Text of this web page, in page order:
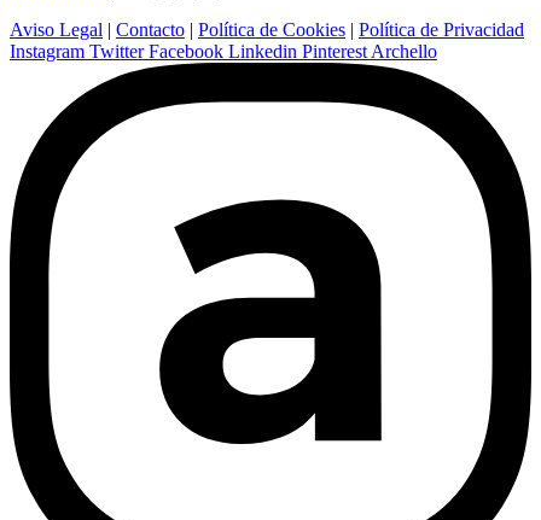
Aviso Legal | Contacto | Política de Cookies | Política de Privacidad
Instagram Twitter Facebook Linkedin Pinterest Archello